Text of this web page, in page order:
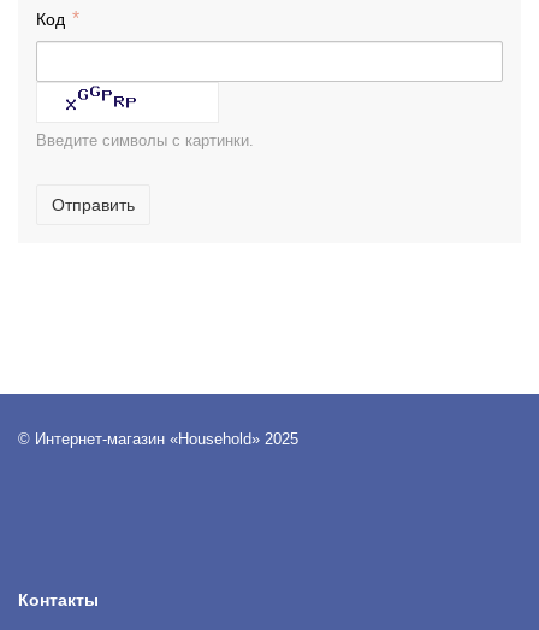
Код
Введите символы с картинки.
Отправить
© Интернет-магазин «Household» 2025
Контакты